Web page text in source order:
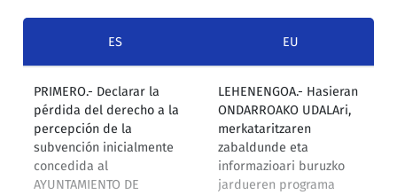
ES EU
PRIMERO.- Declarar la
pérdida del derecho a la
percepción de la
subvención inicialmente
concedida al
AYUNTAMIENTO DE
LEHENENGOA.- Hasieran
ONDARROAKO UDALAri,
merkataritzaren
zabaldunde eta
informazioari buruzko
jardueren programa